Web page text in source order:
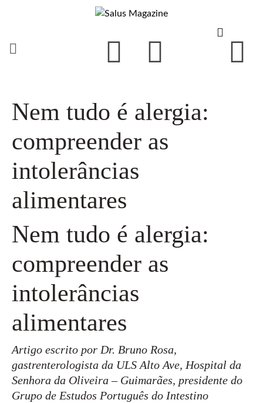
Nem tudo é alergia:
compreender as
intolerâncias
alimentares
Nem tudo é alergia:
compreender as
intolerâncias
alimentares
Artigo escrito por Dr. Bruno Rosa,
gastrenterologista da ULS Alto Ave, Hospital da
Senhora da Oliveira – Guimarães, presidente do
Grupo de Estudos Português do Intestino